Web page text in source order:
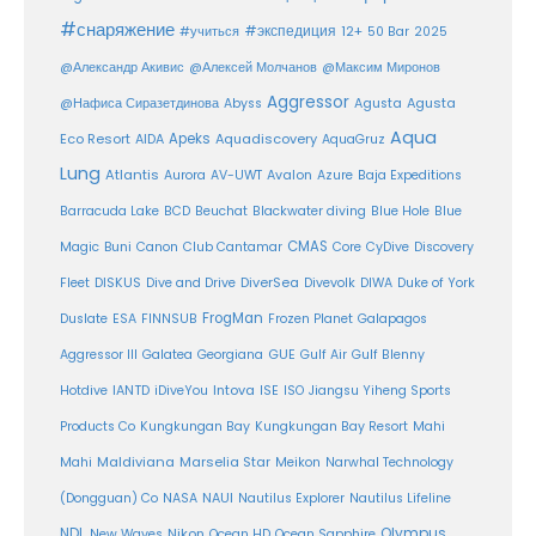
#снаряжение #учиться #экспедиция 12+ 50 Bar 2025
@Александр Акивис @Алексей Молчанов @Максим Миронов
@Нафиса Сиразетдинова Abyss Aggressor Agusta Agusta
Eco Resort AIDA Apeks Aquadiscovery AquaGruz Aqua
Lung Atlantis Aurora AV-UWT Avalon Azure Baja Expeditions
Barracuda Lake BCD Beuchat Blackwater diving Blue Hole Blue
Magic Buni Canon Club Cantamar CMAS Core CyDive Discovery
Fleet DISKUS Dive and Drive DiverSea Divevolk DIWA Duke of York
Duslate ESA FINNSUB FrogMan Frozen Planet Galapagos
Aggressor III Galatea Georgiana GUE Gulf Air Gulf Blenny
Hotdive IANTD iDiveYou Intova ISE ISO Jiangsu Yiheng Sports
Products Co Kungkungan Bay Kungkungan Bay Resort Mahi
Mahi Maldiviana Marselia Star Meikon Narwhal Technology
(Dongguan) Co NASA NAUI Nautilus Explorer Nautilus Lifeline